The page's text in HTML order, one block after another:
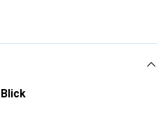
Rackmontage von
Kabel werden nach der
hergestellt und geprüft. Die
verpackt.